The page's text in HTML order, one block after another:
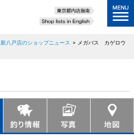
新八戸店のショップニュース > メガバス カゲロウ